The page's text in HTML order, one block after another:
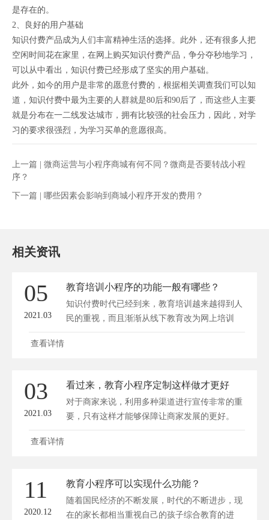
是存在的。
2、良好的用户基础
知识付费产品成为人们丰富精神生活的选择。此外，还有很多人把
空闲时间花在家里，在网上购买知识付费产品，争分夺秒地学习，
可以从中看出，知识付费已经形成了坚实的用户基础。
此外，如今的用户是非常的愿意付费的，根据相关调查我们可以知
道，知识付费中最为主要的人群就是80后和90后了，而这些人主要
就是分布在一二线发达城市，拥有比较强的社会压力，因此，对学
习的要求很强烈，为学习买单的意愿很高。
上一篇 | 微商运营与小程序商城有何不同？微商是否要转战小程
序？
下一篇 | 哪些因素会影响到商城小程序开发的费用？
相关资讯
05
2021.03
教育培训小程序的功能一般有哪些？
知识付费时代已经到来，教育培训越来越得到人
民的重视，而且渐渐从线下教育改为网上培训
教...
查看详情
03
2021.03
看过来，教育小程序定制这样做才更好
对于商家来说，利用多种渠道进行宣传非常的重
要，只有这样才能够保障让商家发展的更好。
现...
查看详情
11
2020.12
教育小程序可以实现什么功能？
随着国民经济的不断发展，时代的不断进步，现
在的家长都相当重视自己的孩子综合教育的进